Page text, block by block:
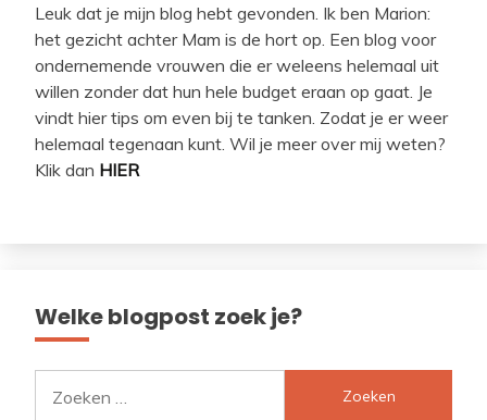
Leuk dat je mijn blog hebt gevonden. Ik ben Marion:
het gezicht achter Mam is de hort op. Een blog voor
ondernemende vrouwen die er weleens helemaal uit
willen zonder dat hun hele budget eraan op gaat. Je
vindt hier tips om even bij te tanken. Zodat je er weer
helemaal tegenaan kunt. Wil je meer over mij weten?
Klik dan HIER
Welke blogpost zoek je?
naar: